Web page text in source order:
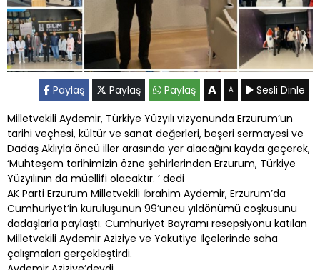
Paylaş Paylaş Paylaş A A
Sesli Dinle
Milletvekili Aydemir, Türkiye Yüzyılı vizyonunda Erzurum’un
tarihi veçhesi, kültür ve sanat değerleri, beşeri sermayesi ve
Dadaş Aklıyla öncü iller arasında yer alacağını kayda geçerek,
‘Muhteşem tarihimizin özne şehirlerinden Erzurum, Türkiye
Yüzyılının da müellifi olacaktır. ‘ dedi
AK Parti Erzurum Milletvekili İbrahim Aydemir, Erzurum’da
Cumhuriyet’in kuruluşunun 99’uncu yıldönümü coşkusunu
dadaşlarla paylaştı. Cumhuriyet Bayramı resepsiyonu katılan
Milletvekili Aydemir Aziziye ve Yakutiye İlçelerinde saha
çalışmaları gerçekleştirdi.